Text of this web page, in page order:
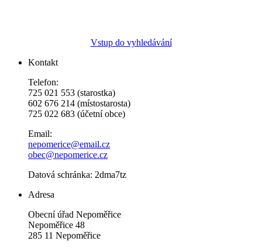
Vstup do vyhledávání
Kontakt
Telefon:
725 021 553 (starostka)
602 676 214 (místostarosta)
725 022 683 (účetní obce)
Email:
nepomerice@email.cz
obec@nepomerice.cz
Datová schránka: 2dma7tz
Adresa
Obecní úřad Nepoměřice
Nepoměřice 48
285 11 Nepoměřice